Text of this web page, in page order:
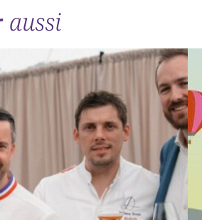
aussi